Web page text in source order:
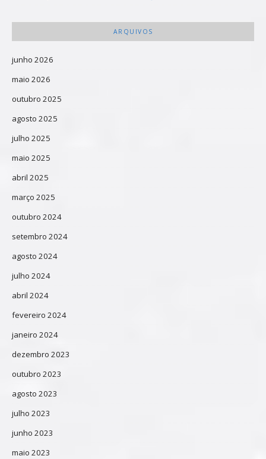
ARQUIVOS
junho 2026
maio 2026
outubro 2025
agosto 2025
julho 2025
maio 2025
abril 2025
março 2025
outubro 2024
setembro 2024
agosto 2024
julho 2024
abril 2024
fevereiro 2024
janeiro 2024
dezembro 2023
outubro 2023
agosto 2023
julho 2023
junho 2023
maio 2023